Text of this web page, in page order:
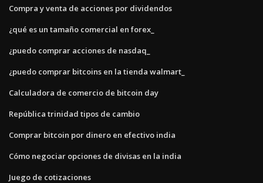
Compra y venta de acciones por dividendos
¿qué es un tamaño comercial en forex_
¿puedo comprar acciones de nasdaq_
¿puedo comprar bitcoins en la tienda walmart_
Calculadora de comercio de bitcoin day
República trinidad tipos de cambio
Comprar bitcoin por dinero en efectivo india
Cómo negociar opciones de divisas en la india
Juego de cotizaciones